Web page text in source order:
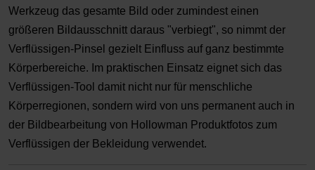
Werkzeug das gesamte Bild oder zumindest einen
größeren Bildausschnitt daraus "verbiegt", so nimmt der
Verflüssigen-Pinsel gezielt Einfluss auf ganz bestimmte
Körperbereiche. Im praktischen Einsatz eignet sich das
Verflüssigen-Tool damit nicht nur für menschliche
Körperregionen, sondern wird von uns permanent auch in
der Bildbearbeitung von Hollowman Produktfotos zum
Verflüssigen der Bekleidung verwendet.